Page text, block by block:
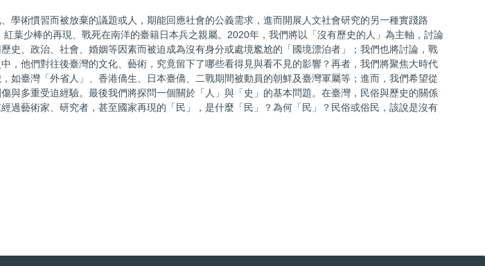
學術慣習而被放棄的議題或人，期能回應社會的公義需求，進而開展人文社會研究的另一種實踐路
葉少棒的再現、戰死在南洋的臺籍日本兵之親屬。2020年，我們將以「沒有歷史的人」為主軸，討論
、政治、社會、婚姻等因素而被迫成為沒有身分或處境尷尬的「國境漂泊者」；我們也將討論，戰
他們對往後臺灣的文化、藝術，究竟留下了哪些看得見與看不見的影響？再者，我們將聚焦大時代
臺灣「外省人」、香港僑生、日本臺僑、二戰期間被動員的朝鮮及臺灣軍屬等；進而，我們希望從
多重受迫經驗。最後我們將探問一個關於「人」與「史」的基本問題。在臺灣，民俗與歷史的關係
藝術家、研究者，甚至國家再現的「民」，是什麼「民」？為何「民」？民俗或俗民，該說是沒有